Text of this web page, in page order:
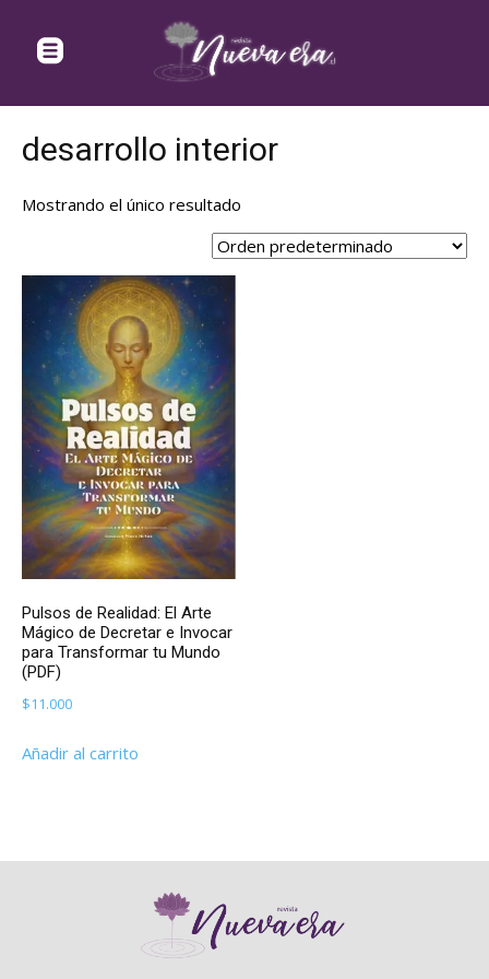
desarrollo interior
Mostrando el único resultado
Pulsos de Realidad: El Arte
Mágico de Decretar e Invocar
para Transformar tu Mundo
(PDF)
$11.000
Añadir al carrito